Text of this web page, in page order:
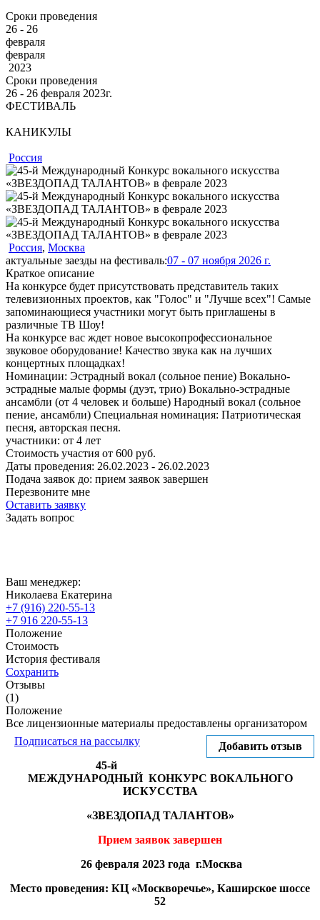
Сроки проведения
26 - 26
февраля
февраля
2023
Сроки проведения
26 ‐ 26 февраля 2023г.
ФЕСТИВАЛЬ
КАНИКУЛЫ
Россия
Россия, Москва
актуальные заезды на фестиваль:07 - 07 ноября 2026 г.
Краткое описание
На конкурсе будет присутствовать представитель таких
телевизионных проектов, как "Голос" и "Лучше всех"! Самые
запоминающиеся участники могут быть приглашены в
различные ТВ Шоу!
На конкурсе вас ждет новое высокопрофессиональное
звуковое оборудование! Качество звука как на лучших
концертных площадках!
Номинации: Эстрадный вокал (сольное пение) Вокально-
эстрадные малые формы (дуэт, трио) Вокально-эстрадные
ансамбли (от 4 человек и больше) Народный вокал (сольное
пение, ансамбли) Специальная номинация: Патриотическая
песня, авторская песня.
участники: от 4 лет
Стоимость участия от 600 руб.
Даты проведения: 26.02.2023 - 26.02.2023
Подача заявок до: прием заявок завершен
Перезвоните мне
Оставить заявку
Задать вопрос
Ваш менеджер:
Николаева Екатерина
+7 (916) 220-55-13
+7 916 220-55-13
Положение
Стоимость
История фестиваля
Сохранить
Отзывы
(1)
Положение
Все лицензионные материалы предоставлены организатором
Добавить отзыв
Подписаться на рассылку
45-й
МЕЖДУНАРОДНЫЙ КОНКУРС ВОКАЛЬНОГО
ИСКУССТВА
«ЗВЕЗДОПАД ТАЛАНТОВ»
Прием заявок завершен
26 февраля 2023 года г.Москва
Место проведения: КЦ «Москворечье», Каширское шоссе
52